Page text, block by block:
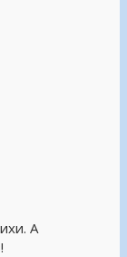
А